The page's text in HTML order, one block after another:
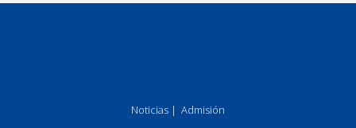
Noticias | Admisión